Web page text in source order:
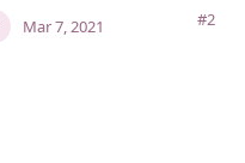
#2
Mar 7, 2021